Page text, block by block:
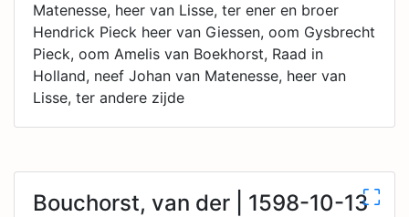
Matenesse, heer van Lisse, ter ener en broer
Hendrick Pieck heer van Giessen, oom Gysbrecht
Pieck, oom Amelis van Boekhorst, Raad in
Holland, neef Johan van Matenesse, heer van
Lisse, ter andere zijde
Bouchorst, van der | 1598-10-13